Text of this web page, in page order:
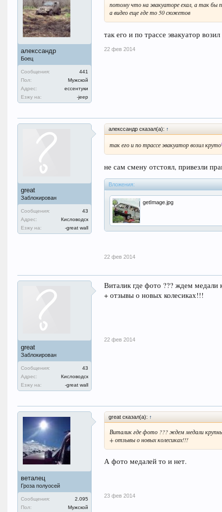
алекссандр
Боец
Сообщения:
441
Пол:
Мужской
Адрес:
ессентуки
Езжу на:
-jeep
потому что на эвакуаторе ехал, а так бы
а видео еще где то 50 сюжетов
так его и по трассе эвакуатор
22 фев 2014
great
Заблокирован
Сообщения:
43
Адрес:
Кисловодск
Езжу на:
-great wall
алекссандр сказал(а): ↑
так его и по трассе эвакуатор возил круто
не сам смену отстоял, привезли
Вложения:
getImage.jpg
22 фев 2014
great
Заблокирован
Сообщения:
43
Адрес:
Кисловодск
Езжу на:
-great wall
Виталик где фото ??? ждем
+ отзывы о новых колесиках!!!
22 фев 2014
веталец
Гроза полуосей
Сообщения:
2.095
Пол:
Мужской
great сказал(а): ↑
Виталик где фото ??? ждем медали
+ отзывы о новых колесиках!!!
А фото медалей то и нет.
23 фев 2014